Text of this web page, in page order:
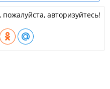
авторизуйтесь!